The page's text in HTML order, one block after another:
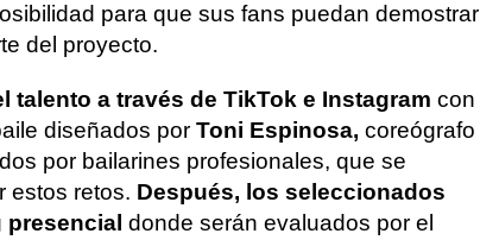
para que sus fans puedan demostrar
del proyecto.
talento a través de TikTok e Instagram con
diseñados por Toni Espinosa, coreógrafo
por bailarines profesionales, que se
estos retos. Después, los seleccionados
donde serán evaluados por el